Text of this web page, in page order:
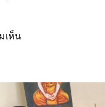
เห็นบน
เจ้า